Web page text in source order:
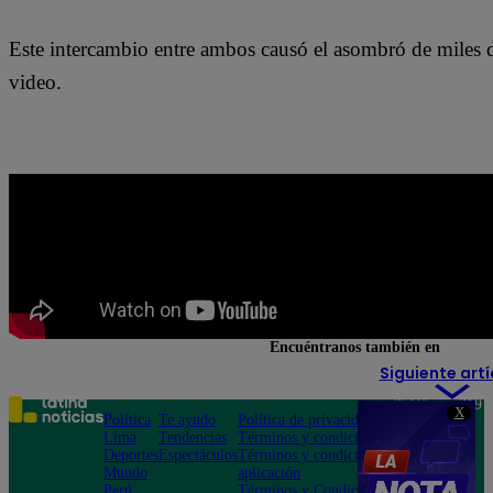
X
Este intercambio entre ambos causó el asombró de miles
video.
Siguiente
Encuéntranos también en
Política
Lima
Deportes
Mundo
Te ayudo
Tendencias
Espectáculos
Política de privacidad
Términos y condiciones
Términos y condiciones
aplicación
Teléfono: 219
Av. San
Felipe 968
Jesús María